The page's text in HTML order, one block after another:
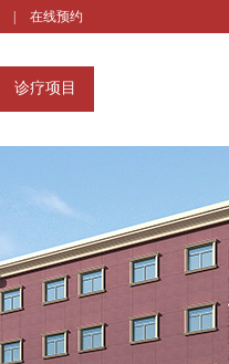
在线预约
诊疗项目